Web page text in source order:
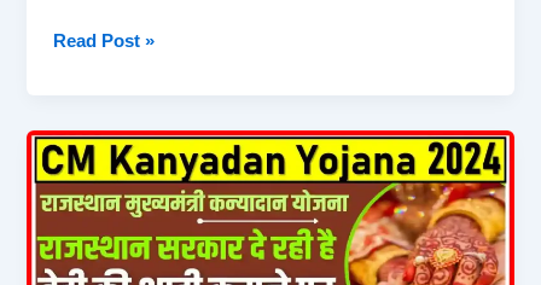
सीधा
Zero
Farming
(ZBNF)
2026
|
शून्य
बजट
Read Post »